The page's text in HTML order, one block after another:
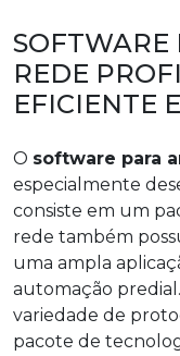
SOFTWARE
REDE
EFICIENTE
O software para
especialmente
consiste em um
rede também
uma ampla
automação
variedade de
pacote de